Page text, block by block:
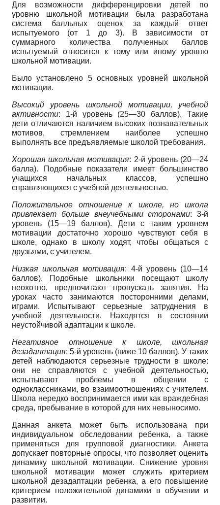
Для возможности дифференцировки детей по
уровню школьной мотивации была разработана
система балльных оценок за каждый ответ
испытуемого (от 1 до 3). В зависимости от
суммарного количества полученных баллов
испытуемый относится к тому или иному уровню
школьной мотивации.
Было установлено 5 основных уровней школьной
мотивации.
Высокий уровень школьной мотивации, учебной
активности: 1-й уровень (25—30 баллов). Такие
дети отличаются наличием высоких познавательных
мотивов, стремлением наиболее успешно
выполнять все предъявляемые школой требования.
Хорошая школьная мотивация: 2-й уровень (20—24
балла). Подобные показатели имеет большинство
учащихся начальных классов, успешно
справляющихся с учебной деятельностью.
Положительное отношение к школе, но школа
привлекает больше внеучебными сторонами: 3-й
уровень (15—19 баллов). Дети с таким уровнем
мотивации достаточно хорошо чувствуют себя в
школе, однако в школу ходят, чтобы общаться с
друзьями, с учителем.
Низкая школьная мотивация: 4-й уровень (10—14
баллов). Подобные школьники посещают школу
неохотно, предпочитают пропускать занятия. На
уроках часто занимаются посторонними делами,
играми. Испытывают серьезные затруднения в
учебной деятельности. Находятся в состоянии
неустойчивой адаптации к школе.
Негативное отношение к школе, школьная
дезадаптация: 5-й уровень (ниже 10 баллов). У таких
детей наблюдаются серьезные трудности в школе:
они не справляются с учебной деятельностью,
испытывают проблемы в общении с
одноклассниками, во взаимоотношениях с учителем.
Школа нередко воспринимается ими как враждебная
среда, пребывание в которой для них невыносимо.
Данная анкета может быть использована при
индивидуальном обследовании ребенка, а также
применяться для групповой диагностики. Анкета
допускает повторные опросы, что позволяет оценить
динамику школьной мотивации. Снижение уровня
школьной мотивации может служить критерием
школьной дезадаптации ребенка, а его повышение
критерием положительной динамики в обучении и
развитии.